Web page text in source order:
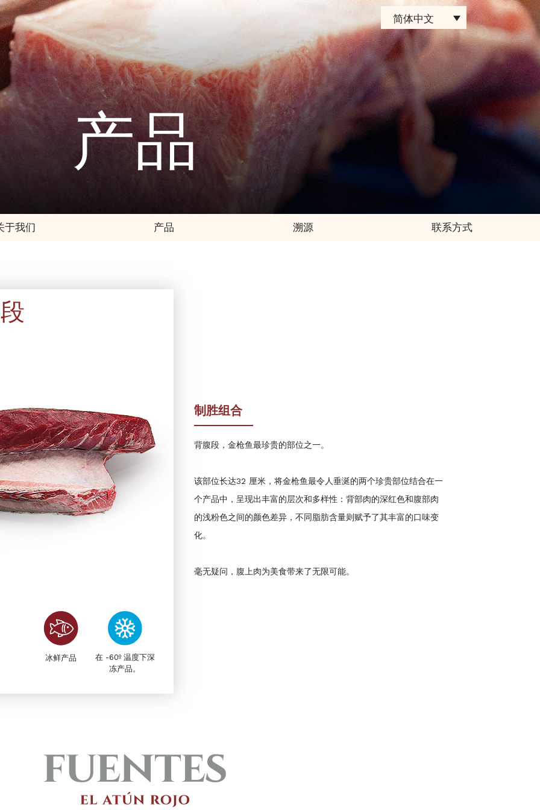
简体中文
产品
于我们 产品 溯源 联系方式
冰鲜产品
在 -60º 温度下深
冻产品。
制胜组合
背腹段，金枪鱼最珍贵的部位之一。
该部位长达32 厘米，将金枪鱼最令人垂涎的两个珍贵部位结合在一
个产品中，呈现出丰富的层次和多样性：背部肉的深红色和腹部肉
的浅粉色之间的颜色差异，不同脂肪含量则赋予了其丰富的口味变
化。
毫无疑问，腹上肉为美食带来了无限可能。